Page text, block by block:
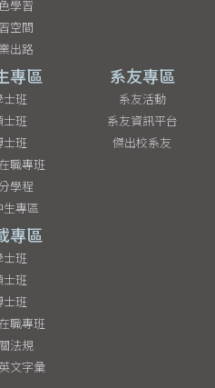
學習
空間
出路
專區
士班
士班
士班
職專班
學程
生專區
系友專區
系友活動
系友資訊平台
傑出校系友
專區
士班
士班
士班
職專班
法規
文字彙